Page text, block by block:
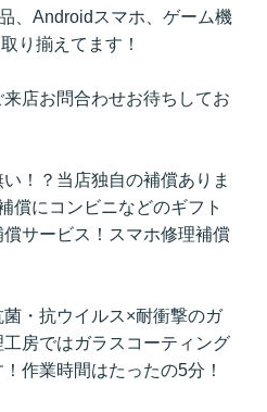
、Androidスマホ、ゲーム機
り揃えてます！
店お問合わせお待ちしてお
！？当店独自の補償ありま
償にコンビニなどのギフト
サービス！スマホ修理補償
・抗ウイルス×耐衝撃のガ
房ではガラスコーティング
作業時間はたったの5分！